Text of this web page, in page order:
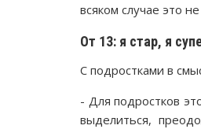
всяком случае это
От 13: я стар, я
С подростками в
- Для подростков
выделиться,